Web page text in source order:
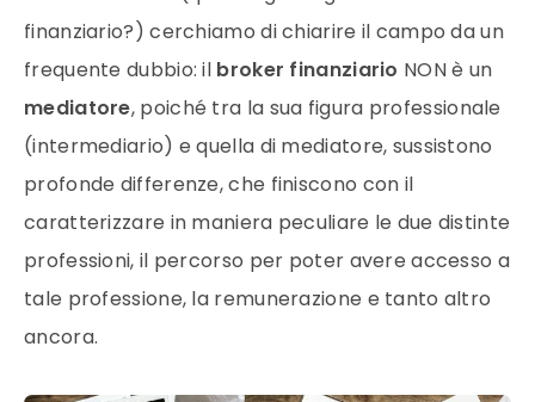
finanziario?) cerchiamo di chiarire il campo da un
frequente dubbio: il broker finanziario NON è un
mediatore, poiché tra la sua figura professionale
(intermediario) e quella di mediatore, sussistono
profonde differenze, che finiscono con il
caratterizzare in maniera peculiare le due distinte
professioni, il percorso per poter avere accesso a
tale professione, la remunerazione e tanto altro
ancora.